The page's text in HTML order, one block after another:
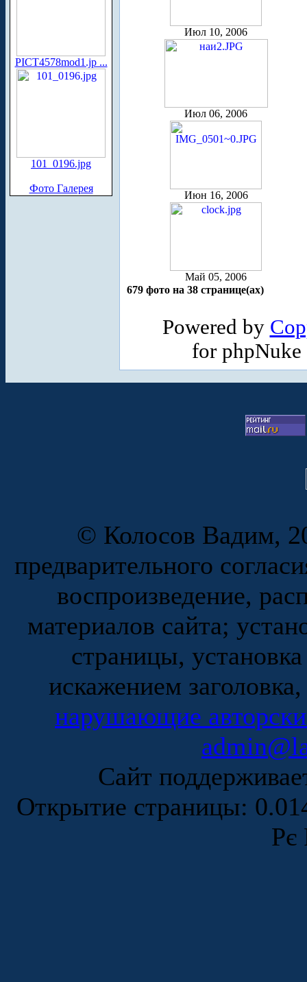
PICT4578mod1.jp ...
101_0196.jpg
Фото Галерея
Июл 10, 2006
Июл 06, 2006
Июн 16, 2006
Май 05, 2006
679 фото на 38 странице(ах)
Powered by
for
© Колосов Вадим,
предварительного
воспроизведение,
материалов сайта;
страницы,
искажением
нарушающие
Сайт
Открытие страницы:
Рє